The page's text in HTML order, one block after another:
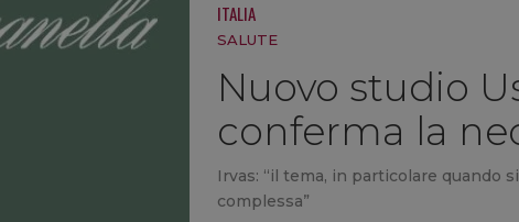
ITALIA
SALUTE
Nuovo studio
conferma la
Irvas: “il tema, in particolare quando
complessa”